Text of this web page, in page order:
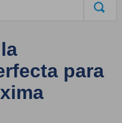
para